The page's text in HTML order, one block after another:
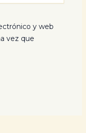
y web
vez que